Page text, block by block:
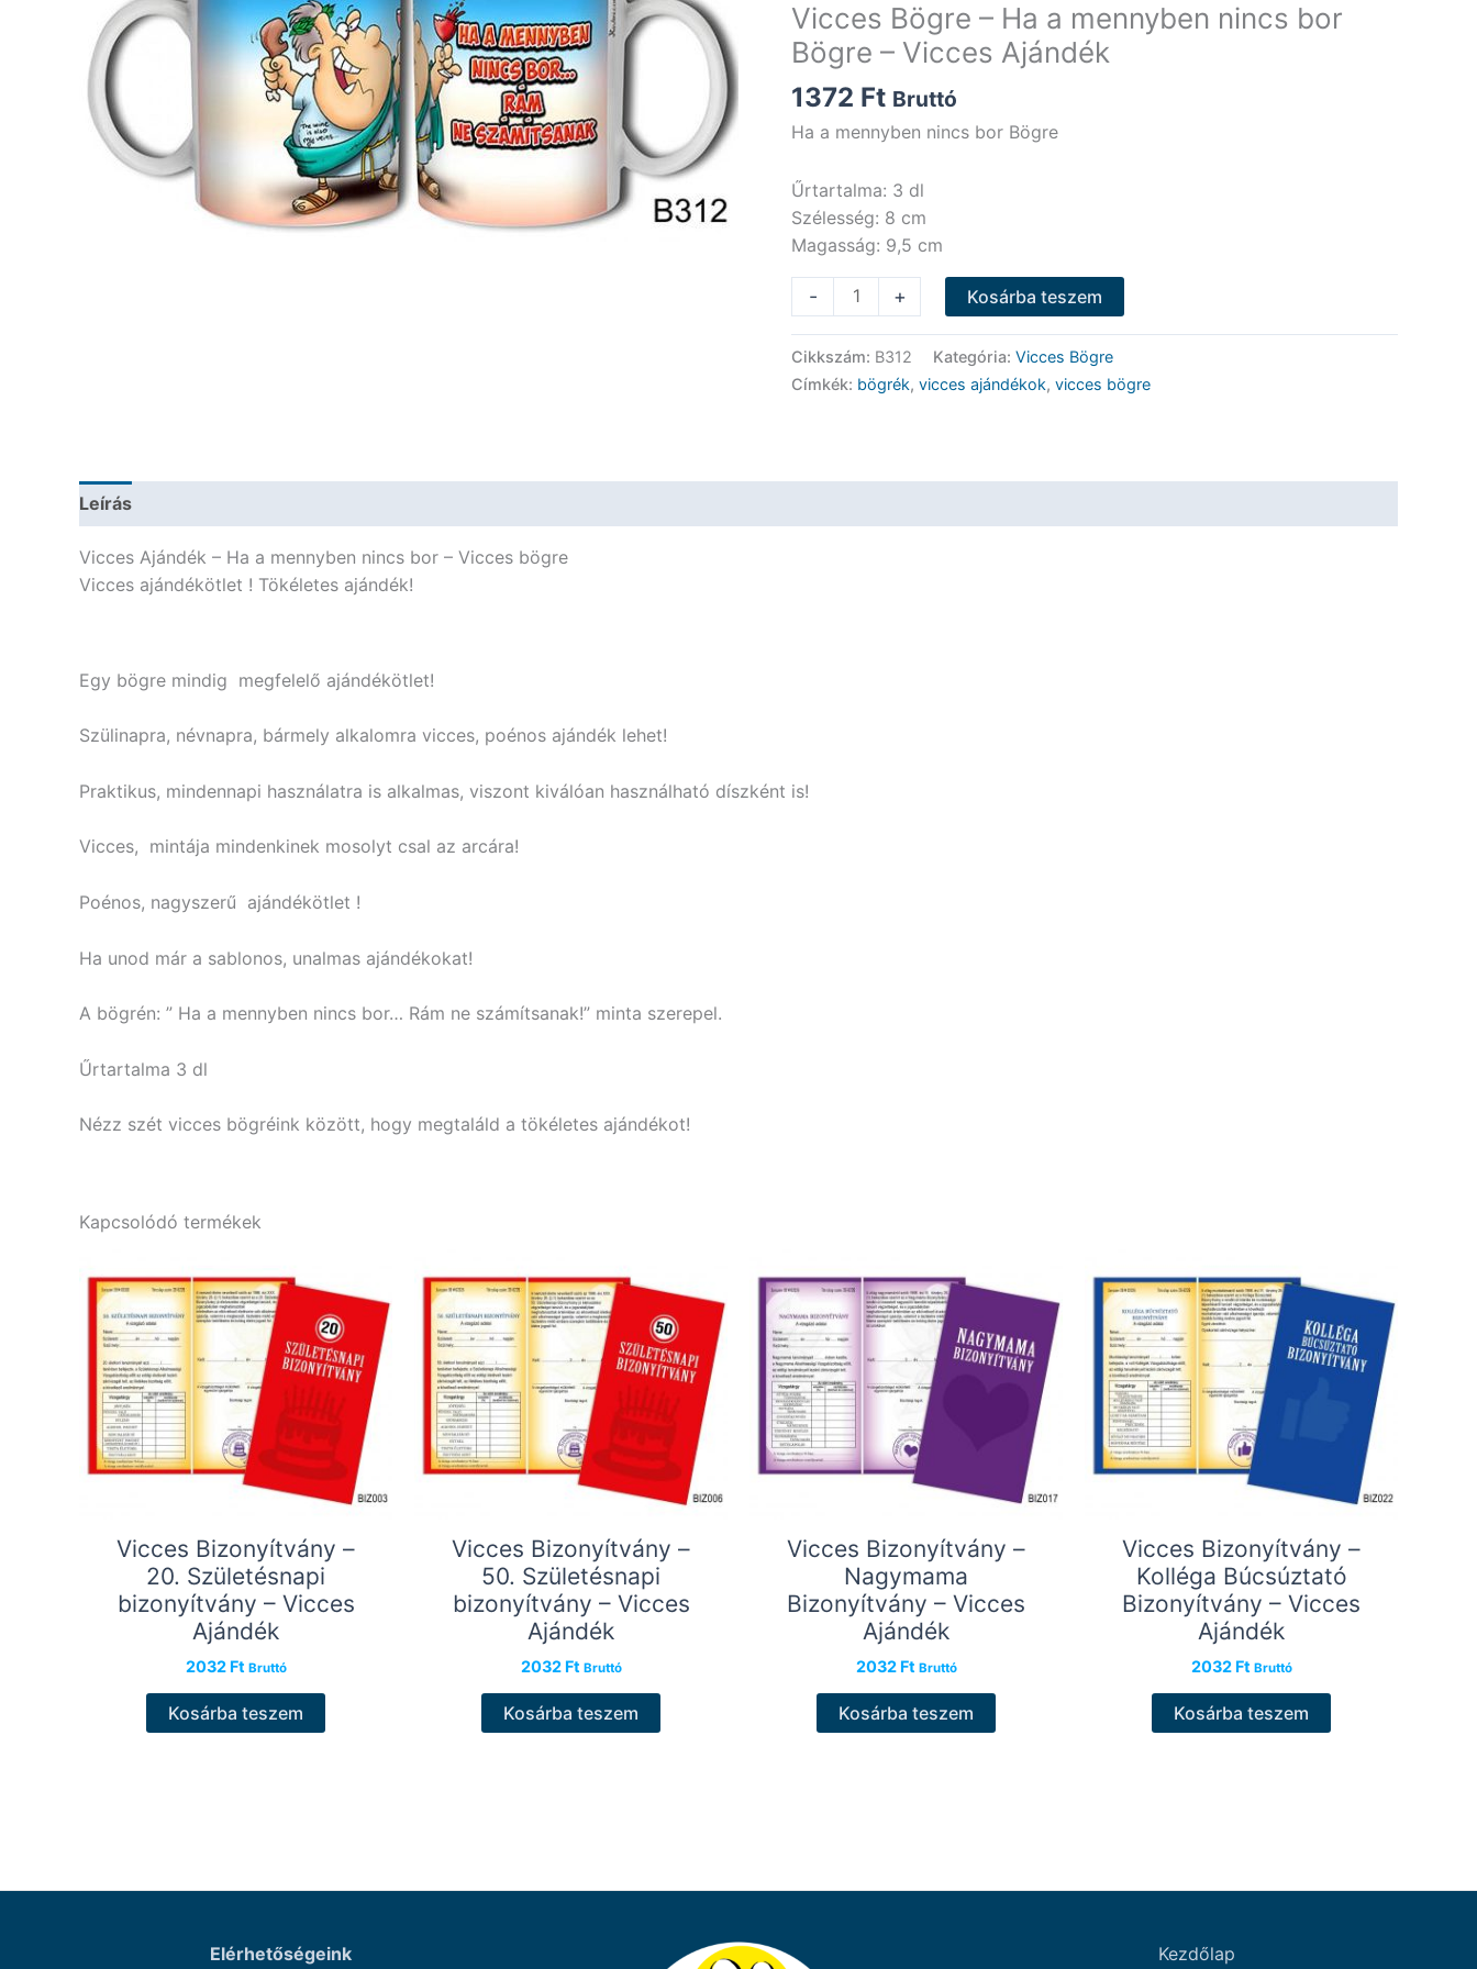
Vicces Bögre – Ha a mennyben nincs bor
Bögre – Vicces Ajándék
1372 Ft Bruttó
Ha a mennyben nincs bor Bögre
Űrtartalma: 3 dl
Szélesség: 8 cm
Magasság: 9,5 cm
-
Bögre
bor
+ Kosárba teszem
Cikkszám: B312 Kategória: Vicces Bögre
Címkék: bögrék, vicces ajándékok, vicces bögre
Leírás
Vicces Ajándék – Ha a mennyben nincs bor – Vicces bögre
Vicces ajándékötlet ! Tökéletes ajándék!
Egy bögre mindig megfelelő ajándékötlet!
Szülinapra, névnapra, bármely alkalomra vicces, poénos ajándék lehet!
Praktikus, mindennapi használatra is alkalmas, viszont kiválóan használható díszként is!
Vicces, mintája mindenkinek mosolyt csal az arcára!
Poénos, nagyszerű ajándékötlet !
Ha unod már a sablonos, unalmas ajándékokat!
A bögrén: ” Ha a mennyben nincs bor… Rám ne számítsanak!” minta szerepel.
Űrtartalma 3 dl
Nézz szét vicces bögréink között, hogy megtaláld a tökéletes ajándékot!
Kapcsolódó termékek
Vicces Bizonyítvány –
20. Születésnapi
bizonyítvány – Vicces
Ajándék
2032 Ft Bruttó
Kosárba teszem
Vicces Bizonyítvány –
50. Születésnapi
bizonyítvány – Vicces
Ajándék
2032 Ft Bruttó
Kosárba teszem
Vicces Bizonyítvány –
Nagymama
Bizonyítvány – Vicces
Ajándék
2032 Ft Bruttó
Kosárba teszem
Vicces Bizonyítvány –
Kolléga Búcsúztató
Bizonyítvány – Vicces
Ajándék
2032 Ft Bruttó
Kosárba teszem
Elérhetőségeink Kezdőlap